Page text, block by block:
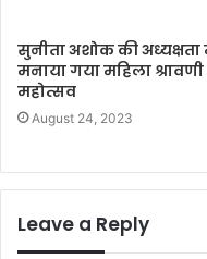
सुनीता अशोक की अध्यक्षता
मनाया गया महिला श्रावणी
महोत्सव
August 24, 2023
Leave a Reply